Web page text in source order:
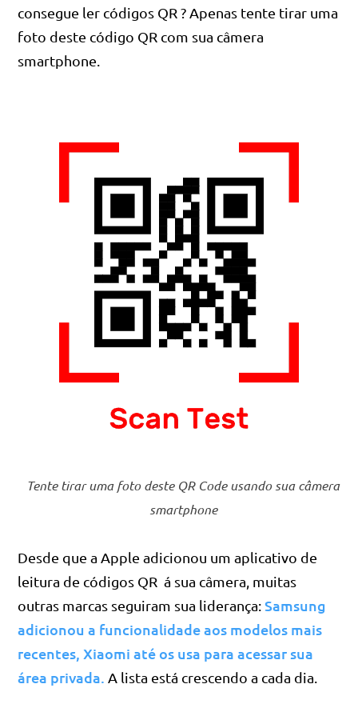
consegue ler códigos QR ? Apenas tente tirar uma
foto deste código QR com sua câmera
smartphone.
Tente tirar uma foto deste QR Code usando sua câmera
smartphone
Desde que a Apple adicionou um aplicativo de
leitura de códigos QR á sua câmera, muitas
outras marcas seguiram sua liderança:Samsung
adicionou a funcionalidade aos modelos mais
recentes,Xiaomi até os usa para acessar sua
área privada. A lista está crescendo a cada dia.